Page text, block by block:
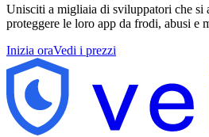
Unisciti a migliaia di sviluppatori che si
proteggere le loro app da frodi, abusi e
Inizia oraVedi i prezzi